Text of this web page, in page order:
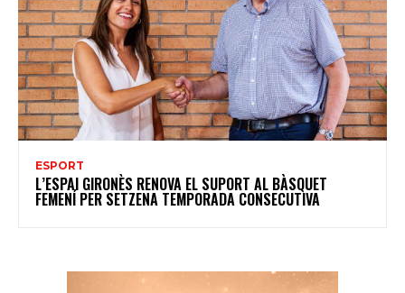
ESPORT
L’ESPAI GIRONÈS RENOVA EL SUPORT AL BÀSQUET
FEMENÍ PER SETZENA TEMPORADA CONSECUTIVA